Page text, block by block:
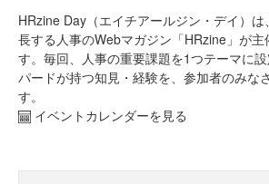
HRzine Day（エイチアールジン・デイ）
長する人事のWebマガジン「HRzine」が
す。毎回、人事の重要課題を1つテーマに
パードが持つ知見・経験を、参加者のみな
す。
イベントカレンダーを見る